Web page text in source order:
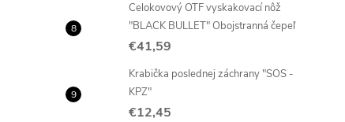
Celokovový OTF vyskakovací nôž
"BLACK BULLET" Obojstranná čepeľ
€41,59
Krabička poslednej záchrany "SOS -
KPZ"
€12,45